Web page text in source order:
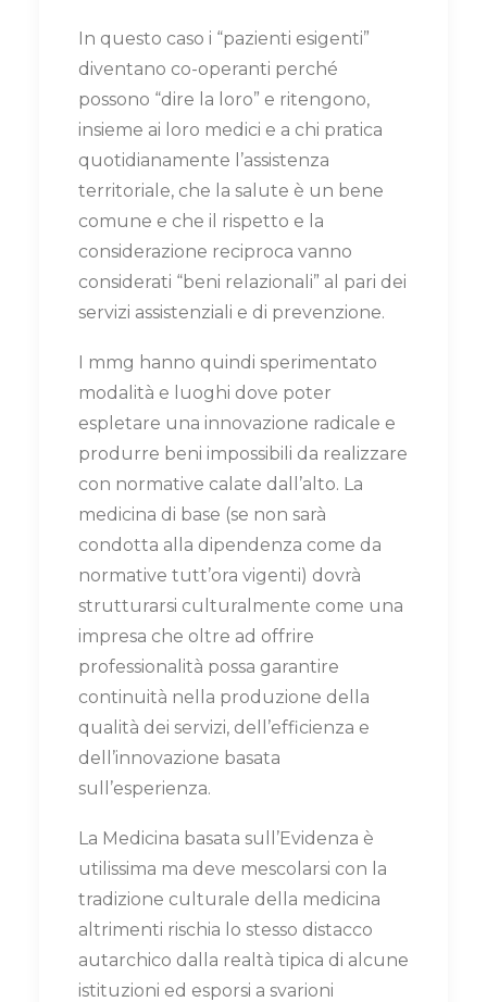
In questo caso i “pazienti esigenti”
diventano co-operanti perché
possono “dire la loro” e ritengono,
insieme ai loro medici e a chi pratica
quotidianamente l’assistenza
territoriale, che la salute è un bene
comune e che il rispetto e la
considerazione reciproca vanno
considerati “beni relazionali” al pari dei
servizi assistenziali e di prevenzione.
I mmg hanno quindi sperimentato
modalità e luoghi dove poter
espletare una innovazione radicale e
produrre beni impossibili da realizzare
con normative calate dall’alto. La
medicina di base (se non sarà
condotta alla dipendenza come da
normative tutt’ora vigenti) dovrà
strutturarsi culturalmente come una
impresa che oltre ad offrire
professionalità possa garantire
continuità nella produzione della
qualità dei servizi, dell’efficienza e
dell’innovazione basata
sull’esperienza.
La Medicina basata sull’Evidenza è
utilissima ma deve mescolarsi con la
tradizione culturale della medicina
altrimenti rischia lo stesso distacco
autarchico dalla realtà tipica di alcune
istituzioni ed esporsi a svarioni